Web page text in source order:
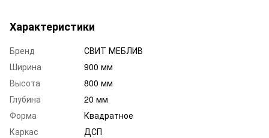
Характеристики
Бренд
СВИТ МЕБЛИВ
Ширина
900 мм
Высота
800 мм
Глубина
20 мм
Форма
Квадратное
Каркас
ДСП